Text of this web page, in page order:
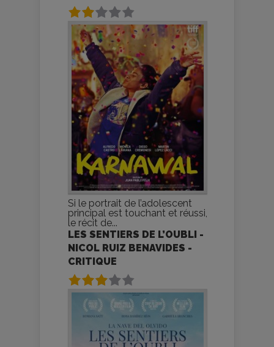
Si le portrait de l’adolescent
principal est touchant et réussi,
le récit de...
LES SENTIERS DE L’OUBLI -
NICOL RUIZ BENAVIDES -
CRITIQUE